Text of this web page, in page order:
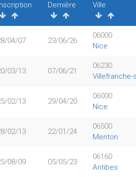
Dernière Ville
04/07 23/06/26
06000
Nice
03/13 07/06/21
06230
Villefranche-
02/13 29/04/20
06000
Nice
02/13 22/01/24
06500
Menton
08/09 05/05/23
06160
Antibes